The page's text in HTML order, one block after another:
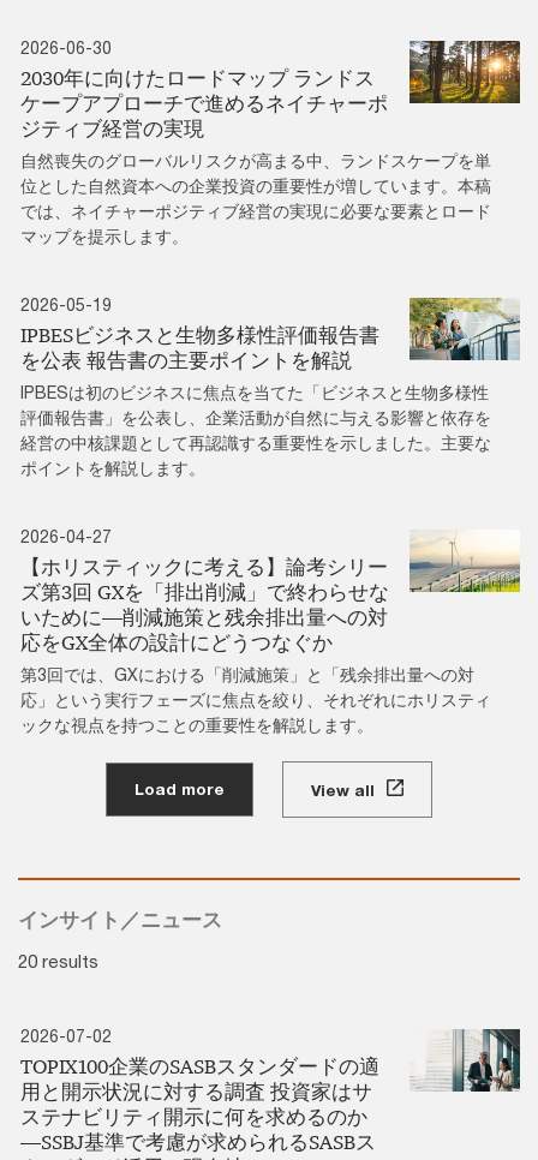
2026-06-30
2030年に向けたロードマップ ランドス
ケープアプローチで進めるネイチャーポ
ジティブ経営の実現
自然喪失のグローバルリスクが高まる中、ランドスケープを単
位とした自然資本への企業投資の重要性が増しています。本稿
では、ネイチャーポジティブ経営の実現に必要な要素とロード
マップを提示します。
2026-05-19
IPBESビジネスと生物多様性評価報告書
を公表 報告書の主要ポイントを解説
IPBESは初のビジネスに焦点を当てた「ビジネスと生物多様性
評価報告書」を公表し、企業活動が自然に与える影響と依存を
経営の中核課題として再認識する重要性を示しました。主要な
ポイントを解説します。
2026-04-27
【ホリスティックに考える】論考シリー
ズ第3回 GXを「排出削減」で終わらせな
いために―削減施策と残余排出量への対
応をGX全体の設計にどうつなぐか
第3回では、GXにおける「削減施策」と「残余排出量への対
応」という実行フェーズに焦点を絞り、それぞれにホリスティ
ックな視点を持つことの重要性を解説します。
Load more View all
インサイト／ニュース
20 results
2026-07-02
TOPIX100企業のSASBスタンダードの適
用と開示状況に対する調査 投資家はサ
ステナビリティ開示に何を求めるのか
―SSBJ基準で考慮が求められるSASBス